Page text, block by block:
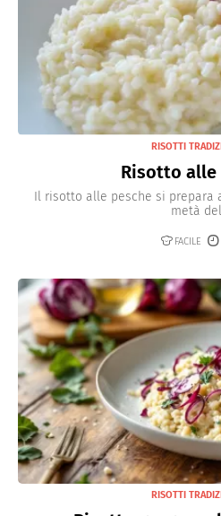
RISOTTI
Risotto alle
Il risotto alle pesche si prepara
metà
FACILE
RISOTTI